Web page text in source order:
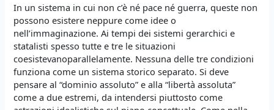
In un sistema in cui non c’è né pace né guerra, queste non
possono esistere neppure come idee o
nell’immaginazione. Ai tempi dei sistemi gerarchici e
statalisti spesso tutte e tre le situazioni
coesistevanoparallelamente. Nessuna delle tre condizioni
funziona come un sistema storico separato. Si deve
pensare al “dominio assoluto” e alla “libertà assoluta”
come a due estremi, da intendersi piuttosto come